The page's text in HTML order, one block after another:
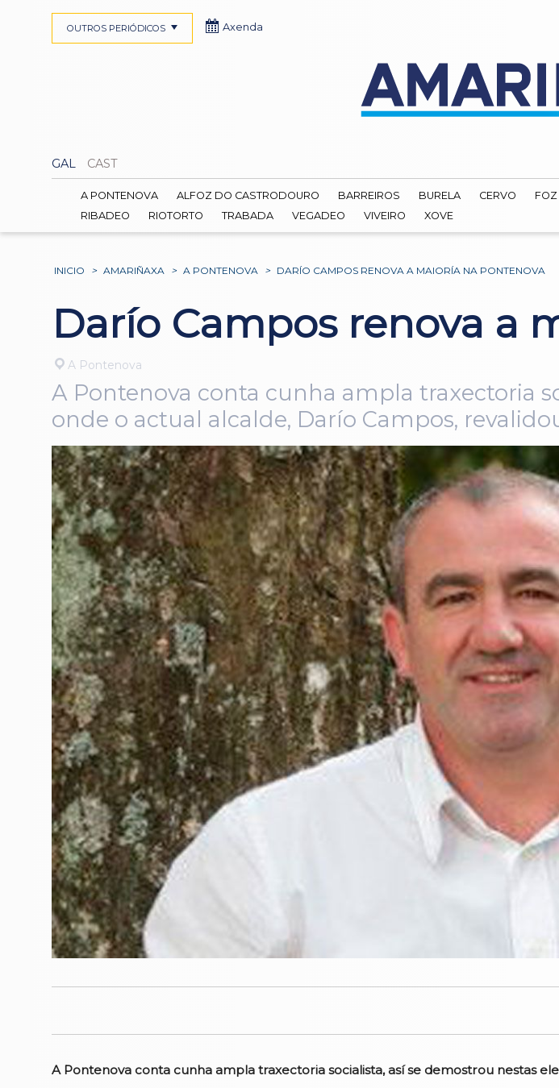
GAL CAST
OUTROS PERIÓDICOS Axenda
A PONTENOVA ALFOZ DO CASTRODOURO BARREIROS BURELA CERVO FOZ
RIBADEO
RIOTORTO TRABADA VEGADEO VIVEIRO XOVE
INICIO > AMARIÑAXA > A PONTENOVA > DARÍO CAMPOS RENOVA A MAIORÍA NA PONTENOVA
Darío Campos renova a
A Pontenova
A Pontenova conta cunha ampla traxectoria
onde o actual alcalde, Darío Campos,
A Pontenova conta cunha ampla traxectoria socialista, así se demostrou nestas